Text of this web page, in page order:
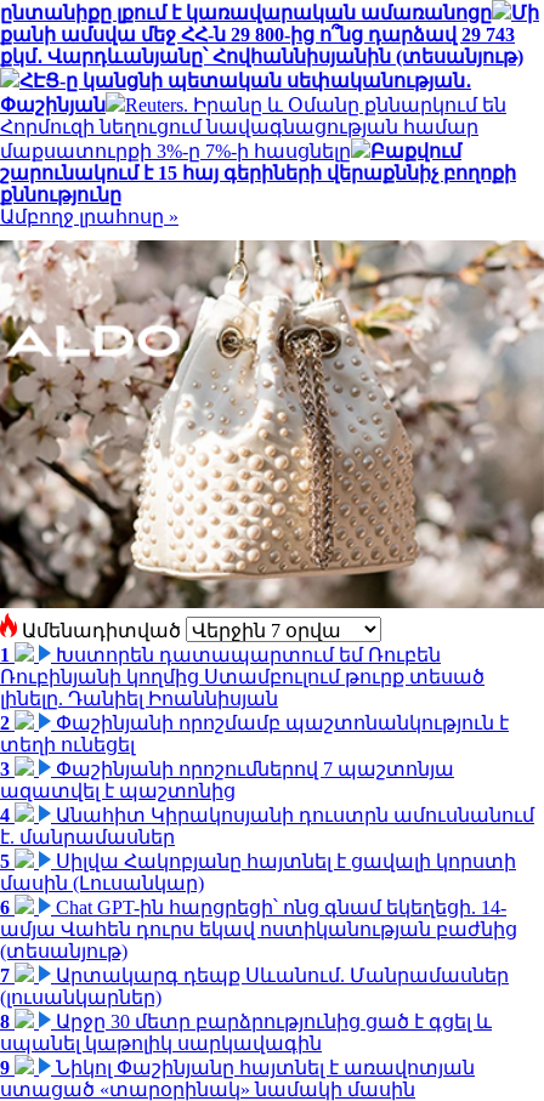
ընտանիքը լքում է կառավարական ամառանոցը
Մի
քանի ամսվա մեջ ՀՀ-ն 29 800-ից ո՞նց դարձավ 29 743
քկմ․ Վարդևանյանը՝ Հովհաննիսյանին (տեսանյութ)
ՀԷՑ-ը կանցնի պետական սեփականության․
Փաշինյան
Reuters. Իրանը և Օմանը քննարկում են
Հորմուզի նեղուցում նավագնացության համար
մաքսատուրքի 3%-ը 7%-ի հասցնելը
Բաքվում
շարունակում է 15 հայ գերիների վերաքննիչ բողոքի
քննությունը
Ամբողջ լրահոսը »
Ամենադիտված
1
Խստորեն դատապարտում եմ Ռուբեն
Ռուբինյանի կողմից Ստամբուլում թուրք տեսած
լինելը. Դանիել Իոաննիսյան
2
Փաշինյանի որոշմամբ պաշտոնանկություն է
տեղի ունեցել
3
Փաշինյանի որոշումներով 7 պաշտոնյա
ազատվել է պաշտոնից
4
Անահիտ Կիրակոսյանի դուստրն ամուսնանում
է. մանրամասներ
5
Սիլվա Հակոբյանը հայտնել է ցավալի կորստի
մասին (Լուսանկար)
6
Chat GPT-ին հարցրեցի՝ ոնց գնամ եկեղեցի. 14-
ամյա Վահեն դուրս եկավ ոստիկանության բաժնից
(տեսանյութ)
7
Արտակարգ դեպք Սևանում. Մանրամասներ
(լուսանկարներ)
8
Արջը 30 մետր բարձրությունից ցած է գցել և
սպանել կաթոլիկ սարկավագին
9
Նիկոլ Փաշինյանը հայտնել է առավոտյան
ստացած «տարօրինակ» նամակի մասին